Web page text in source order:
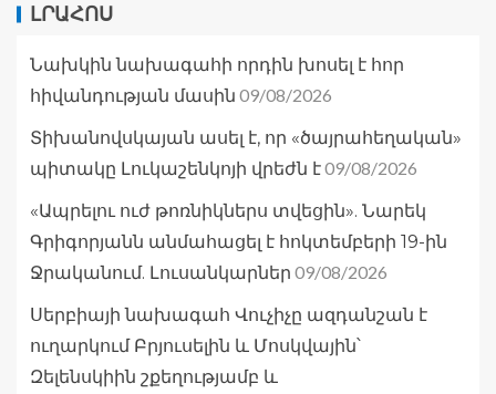
ԼՐԱՀՈՍ
Նախկին նախագահի որդին խոսել է հոր
հիվանդության մասին 09/08/2026
Տիխանովսկայան ասել է, որ «ծայրահեղական»
պիտակը Լուկաշենկոյի վրեժն է09/08/2026
«Ապրելու ուժ թոռնիկներս տվեցին». Նարեկ
Գրիգորյանն անմահացել է հոկտեմբերի 19-ին
Ջրականում. Լուսանկարներ 09/08/2026
Սերբիայի նախագահ Վուչիչը ազդանշան է
ուղարկում Բրյուսելին և Մոսկվային՝
Զելենսկիին շքեղությամբ և